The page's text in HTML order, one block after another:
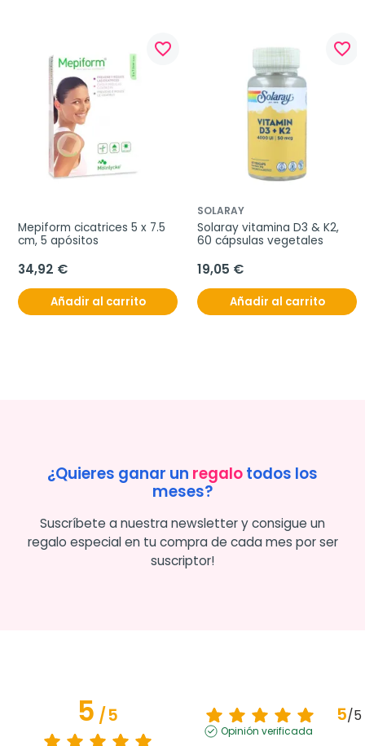
favorite_border
Mepiform cicatrices 5 x 7.5
cm, 5 apósitos
34,92 €
Añadir al carrito
favorite_border
SOLARAY
Solaray vitamina D3 & K2,
60 cápsulas vegetales
19,05 €
Añadir al carrito
¿Quieres ganar un regalotodos los
meses?
Suscríbete a nuestra newsletter y consigue un
regalo especial en tu compra de cada mes por ser
suscriptor!
5/5 5/5
Opinión verificada